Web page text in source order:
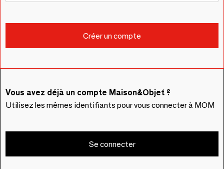
Vous avez déjà un compte Maison&Objet ?
Utilisez les mêmes identifiants pour vous connecter à MOM
Se connecter